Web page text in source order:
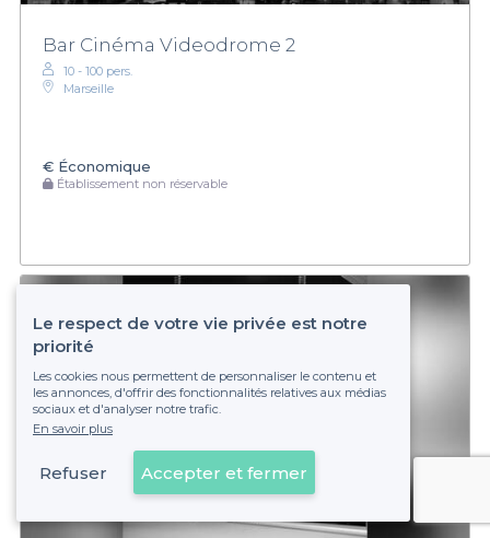
Bar Cinéma Videodrome 2
10 - 100 pers.
Marseille
€ Économique
Établissement non réservable
Voir sur la carte
Le respect de votre vie privée est notre
priorité
Les cookies nous permettent de personnaliser le contenu et
les annonces, d'offrir des fonctionnalités relatives aux médias
sociaux et d'analyser notre trafic.
En savoir plus
Refuser Accepter et fermer